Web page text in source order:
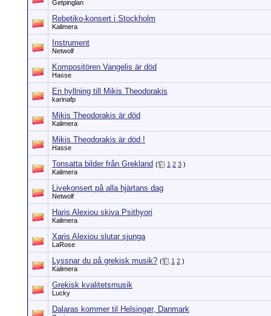
Getpinglan
Rebetiko-konsert i Stockholm
Kalimera
Instrument
Netwolf
Kompositören Vangelis är död
Hasse
En hyllning till Mikis Theodorakis
karinafp
Mikis Theodorakis är död
Kalimera
Mikis Theodorakis är död !
Hasse
Tonsatta bilder från Grekland ( 1 2 3 )
Kalimera
Livekonsert på alla hjärtans dag
Netwolf
Haris Alexiou skiva Psithyori
Kalimera
Xaris Alexiou slutar sjunga
LaRose
Lyssnar du på grekisk musik? ( 1 2 )
Kalimera
Grekisk kvalitetsmusik
Lucky
Dalaras kommer til Helsingør, Danmark